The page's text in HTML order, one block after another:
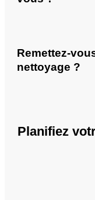
Remettez-
nettoyage ?
Planifiez